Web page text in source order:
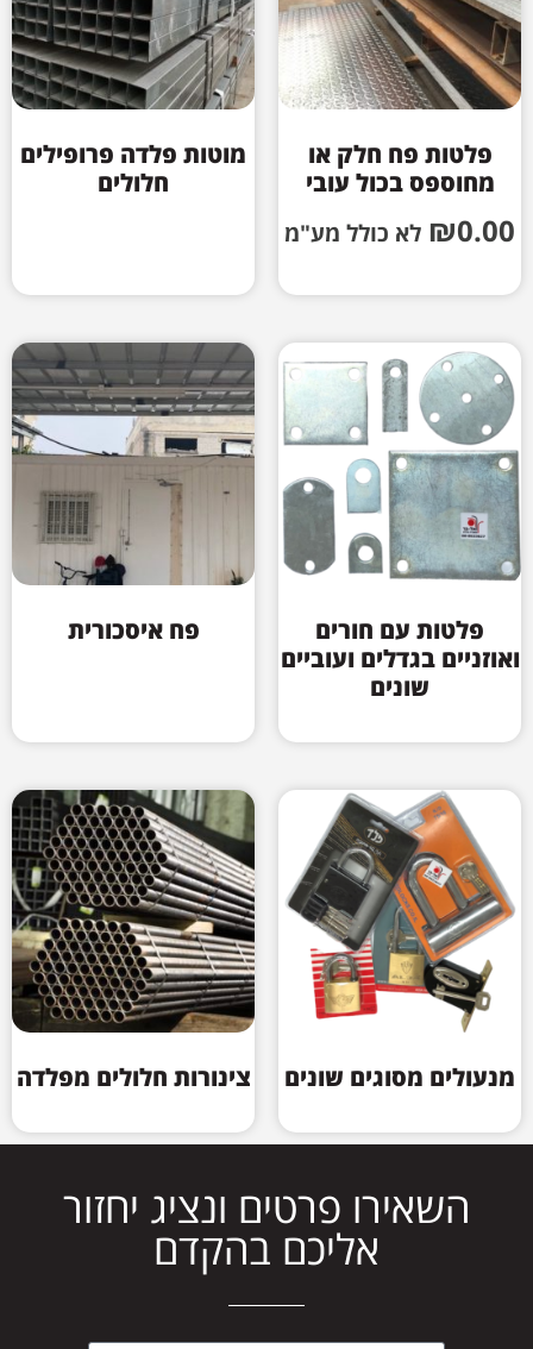
פלטות פח חלק או
מחוספס בכול עובי
₪0.00 לא כולל מע"מ
מוטות פלדה פרופילים
חלולים
פלטות עם חורים
ואוזניים בגדלים ועוביים
שונים
פח איסכורית
מנעולים מסוגים שונים צינורות חלולים מפלדה
השאירו פרטים ונציג יחזור
אליכם בהקדם